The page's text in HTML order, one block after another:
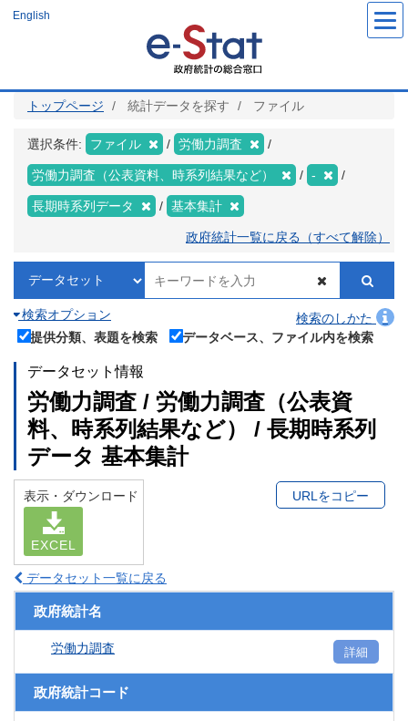
ツ
English
トップページ 統計データを探す ファイル
選択条件: ファイル 労働力調査
労働力調査（公表資料、時系列結果など） -
長期時系列データ 基本集計
政府統計一覧に戻る（すべて解除）
検索オプション
検索のしかた
提供分類、表題を検索
データベース、ファイル内を検索
データセット情報
労働力調査 / 労働力調査（公表資
料、時系列結果など） / 長期時系列
データ 基本集計
表示・ダウンロード
EXCEL
URLをコピー
データセット一覧に戻る
政府統計名
労働力調査 詳細
政府統計コード